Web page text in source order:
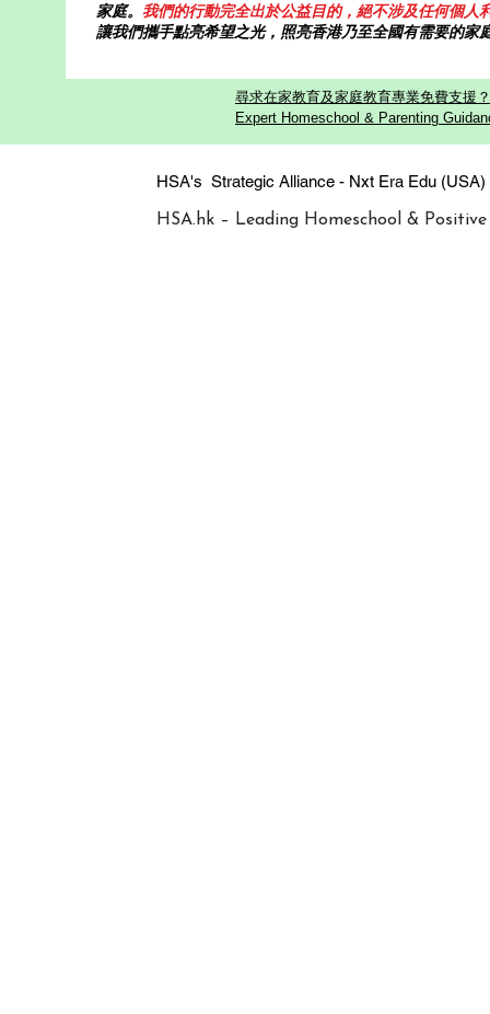
家庭。 我們的行動完全出於公益目的，絕不涉及任何個人
讓我們攜手點亮希望之光，照亮香港乃至全國有需要的家
尋求在家教育及家庭教育專業免費支援
Expert Homeschool & Parenting
HSA's Strategic Alliance - Nxt Era Edu
HSA.hk – Leading Homeschool &